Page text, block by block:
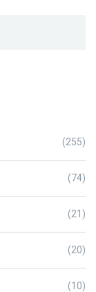
(255)
(74)
(21)
(20)
(10)